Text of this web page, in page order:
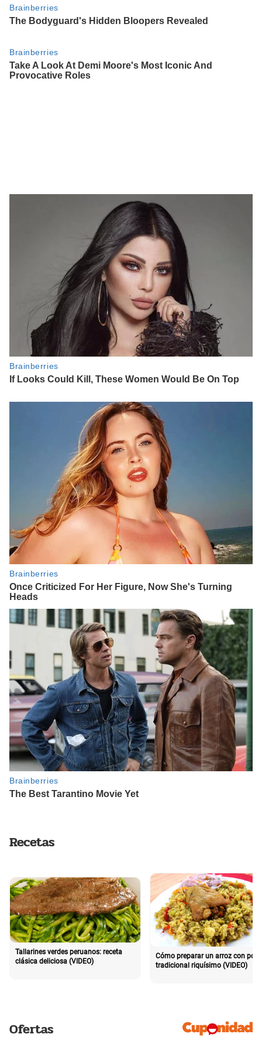
Recetas
Tallarines verdes peruanos: receta
clásica deliciosa (VIDEO)
Cómo preparar un arroz con pollo
tradicional riquísimo (VIDEO)
Ofertas